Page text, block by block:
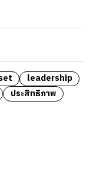
leadership
ประสิทธิภาพ